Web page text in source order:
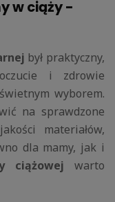
w ciąży -
był praktyczny,
i zdrowie
wyborem.
na sprawdzone
materiałów,
dla mamy, jak i
ciążowej warto